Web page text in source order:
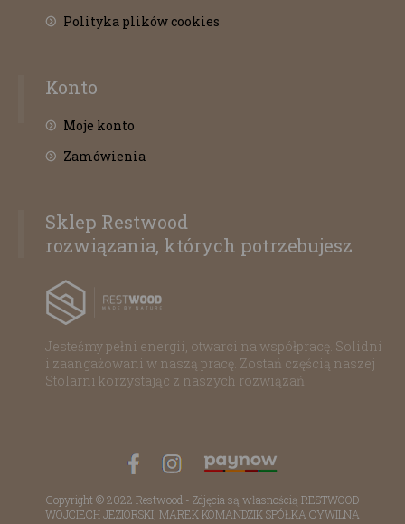
Polityka plików cookies
Konto
Moje konto
Zamówienia
Sklep Restwood
rozwiązania, których potrzebujesz
Jesteśmy pełni energii, otwarci na współpracę. Solidni
i zaangażowani w naszą pracę. Zostań częścią naszej
Stolarni korzystając z naszych rozwiązań
Copyright © 2022 Restwood - Zdjęcia są własnością RESTWOOD
WOJCIECH JEZIORSKI, MAREK KOMANDZIK SPÓŁKA CYWILNA